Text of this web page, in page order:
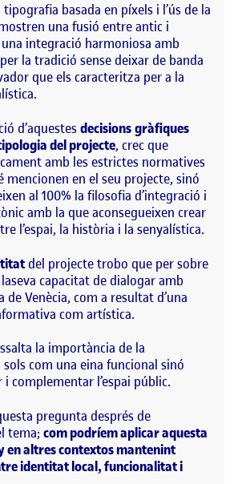
basada en píxels i l’ús de la
una fusió entre antic i
integració harmoniosa amb
la tradició sense deixar de banda
que els caracteritza per a la
d’aquestesdecisionsgràfiques
gia del projecte, crec que
amb les estrictes normatives
mencionen en el seu projecte, sinó
al 100% la filosofia d’integració i
amb la que aconsegueixen crear
l’espai, la història i la senyalística.
del projecte trobo que per sobre
seva capacitat de dialogar amb
de Venècia, com a resultat d’una
com artística.
la importància de la
com una eina funcional sinó
complementar l’espai públic.
pregunta després de
tema; com podríem aplicar aquesta
en altres contextos mantenint
identitat local, funcionalitat i